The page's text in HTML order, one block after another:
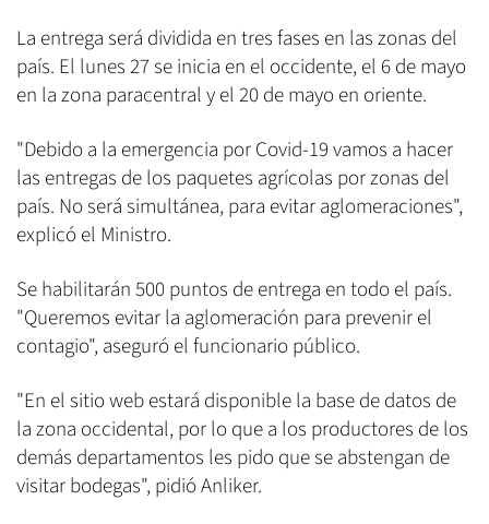
La entrega será dividida en tres fases en las zonas del
país. El lunes 27 se inicia en el occidente, el 6 de mayo
en la zona paracentral y el 20 de mayo en oriente.
"Debido a la emergencia por Covid-19 vamos a hacer
las entregas de los paquetes agrícolas por zonas del
país. No será simultánea, para evitar aglomeraciones",
explicó el Ministro.
Se habilitarán 500 puntos de entrega en todo el país.
"Queremos evitar la aglomeración para prevenir el
contagio", aseguró el funcionario público.
"En el sitio web estará disponible la base de datos de
la zona occidental, por lo que a los productores de los
demás departamentos les pido que se abstengan de
visitar bodegas", pidió Anliker.